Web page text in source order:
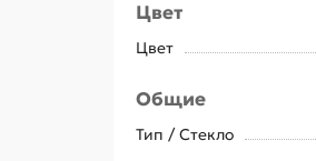
Цвет
Цвет
Общие
Тип / Стекло